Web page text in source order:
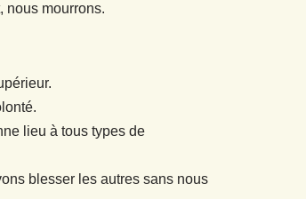
nous mourrons.
lieu à tous types de
blesser les autres sans nous